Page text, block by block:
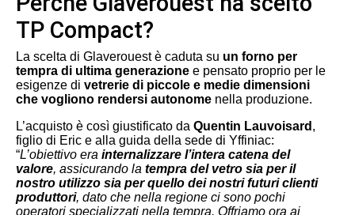
TP Compact?
La scelta di Glaverouest è caduta su un forno per
tempra di ultima generazione e pensato proprio per le
esigenze di vetrerie di piccole e medie dimensioni
che vogliono rendersi autonome nella produzione.
L’acquisto è così giustificato da Quentin Lauvoisard ,
figlio di Eric e alla guida della sede di Yffiniac:
“L’obiettivo era internalizzare l’intera catena del
valore, assicurando la tempra del vetro sia per il
nostro utilizzo sia per quello dei nostri futuri clienti
produttori, dato che nella regione ci sono pochi
operatori specializzati nella tempra. Offriamo ora ai